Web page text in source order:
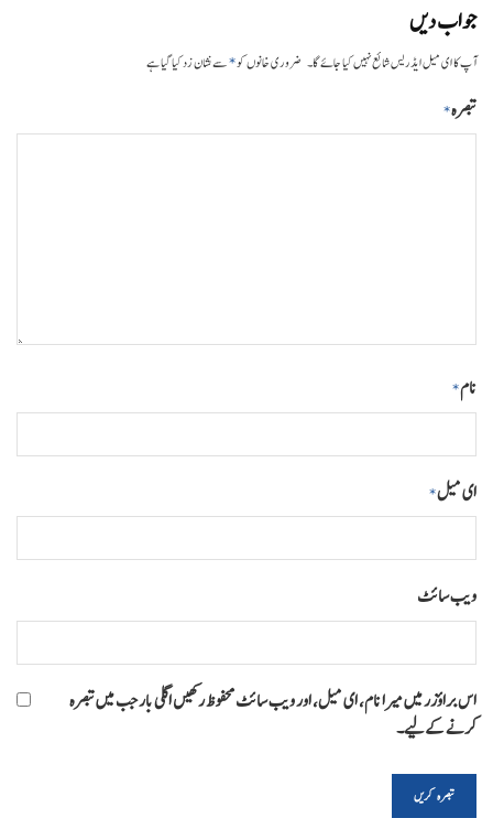
جواب دیں
آپ کا ای میل ایڈریس شائع نہیں کیا جائے گا۔ ضروری خانوں کو*سے نشان زد کیا گیا ہے
تبصرہ*
نام*
ای میل*
ویب‌ سائٹ
اس براؤزر میں میرا نام، ای میل، اور ویب سائٹ محفوظ رکھیں اگلی بار جب میں تبصرہ
کرنے کےلیے۔